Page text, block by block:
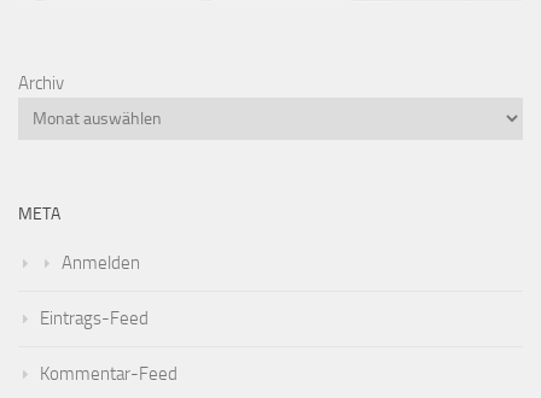
Archiv
META
Anmelden
Eintrags-Feed
Kommentar-Feed